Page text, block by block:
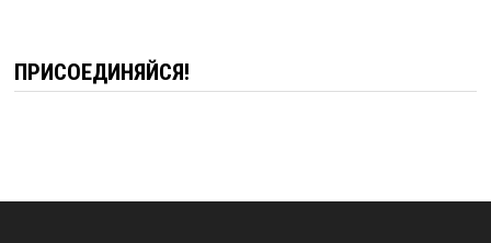
ПРИСОЕДИНЯЙСЯ!